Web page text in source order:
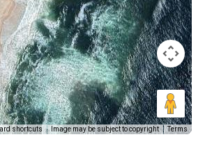
shortcuts Image may be subject to copyright Terms